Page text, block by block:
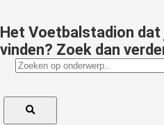
Het Voetbalstadion
vinden? Zoek dan